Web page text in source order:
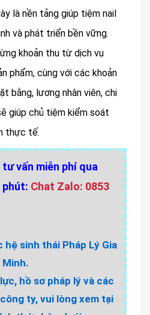
là nền tảng giúp tiệm nail
và phát triển bền vững.
khoản thu từ dịch vụ
phẩm, cùng với các khoản
bằng, lương nhân viên, chi
giúp chủ tiệm kiểm soát
thực tế.
vấn miễn phí qua
Chat Zalo: 0853
sinh thái Pháp Lý Gia
Minh.
hồ sơ pháp lý và các
ty, vui lòng xem tại